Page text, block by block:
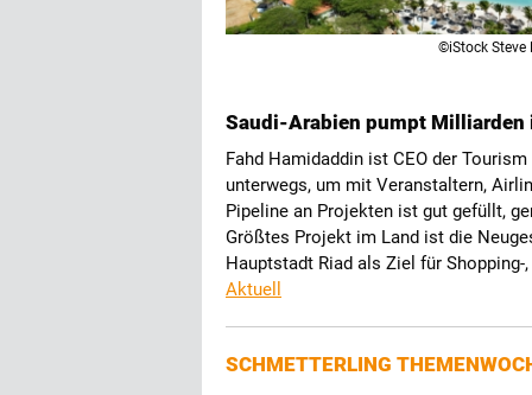
©iStock Steve
Saudi-Arabien pumpt Milliarden
Fahd Hamidaddin ist CEO der
unterwegs, um mit Veranstaltern,
Pipeline an Projekten ist gut gefüllt,
Größtes Projekt im Land ist die
Hauptstadt Riad als Ziel für
Aktuell
SCHMETTERLING